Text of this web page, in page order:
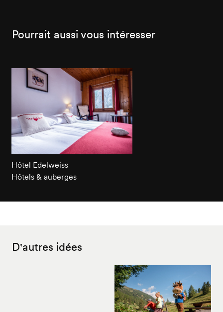
Pourrait aussi vous intéresser
Hôtel Edelweiss
Hôtels & auberges
D'autres idées